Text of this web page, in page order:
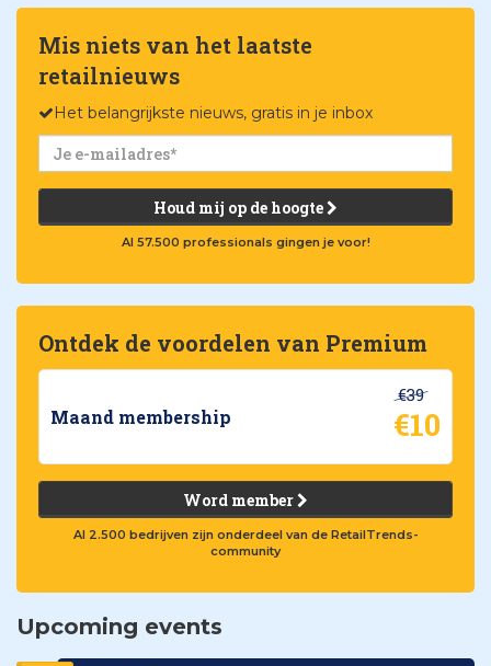
Mis niets van het laatste
retailnieuws
Het belangrijkste nieuws, gratis in je inbox
Houd mij op de hoogte
Al 57.500 professionals gingen je voor!
Ontdek de voordelen van Premium
Maand membership
€39
€10
Word member
Al 2.500 bedrijven zijn onderdeel van de RetailTrends-
community
Upcoming events